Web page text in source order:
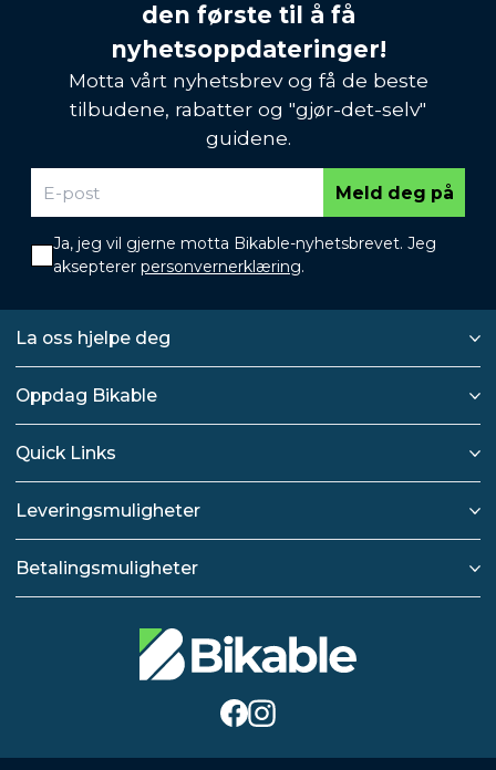
den første til å få
nyhetsoppdateringer!
Motta vårt nyhetsbrev og få de beste
tilbudene, rabatter og "gjør-det-selv"
guidene.
Meld deg på
Ja, jeg vil gjerne motta Bikable-nyhetsbrevet. Jeg
aksepterer personvernerklæring.
La oss hjelpe deg
Oppdag Bikable
Quick Links
Leveringsmuligheter
Betalingsmuligheter